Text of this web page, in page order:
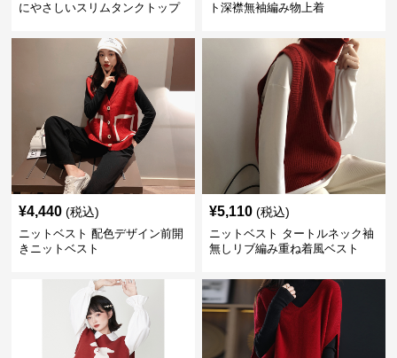
にやさしいスリムタンクトップ
ト深襟無袖編み物上着
¥4,440 (税込)
ニットベスト 配色デザイン前開
きニットベスト
¥5,110 (税込)
ニットベスト タートルネック袖
無しリブ編み重ね着風ベスト